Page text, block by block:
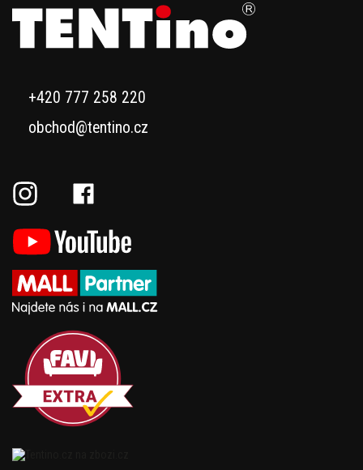
+420 777 258 220
obchod@tentino.cz